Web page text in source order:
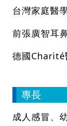
台灣家庭醫
前張廣智耳
德國Charité
專長
成人感冒、